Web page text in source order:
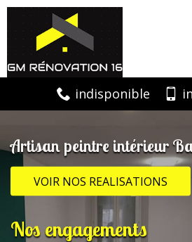
indisponible
Artisan peintre intérieur
VOIR NOS REALISATIONS
Nos engagements